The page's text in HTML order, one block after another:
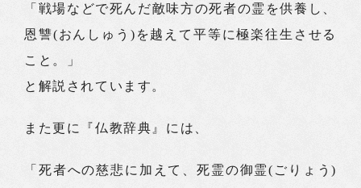
「戦場などで死んだ敵味方の死者の霊を供養し、
恩讐(おんしゅう)を越えて平等に極楽往生させる
こと。」
と解説されています。
また更に『仏教辞典』には、
「死者への慈悲に加えて、死霊の御霊(ごりょう)